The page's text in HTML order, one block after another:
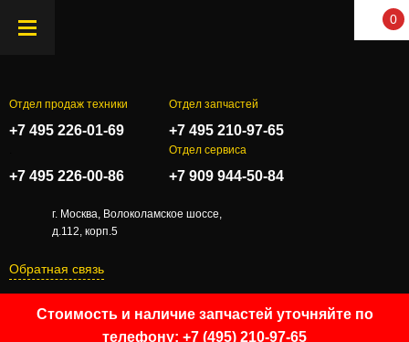
0
Отдел продаж техники
+7 495 226-01-69
Отдел запчастей
+7 495 210-97-65
+7 495 226-00-86
Отдел сервиса
+7 909 944-50-84
г. Москва, Волоколамское шоссе,
д.112, корп.5
Обратная связь
Стоимость и наличие запчастей уточняйте по
телефону: +7 (495) 210-97-65